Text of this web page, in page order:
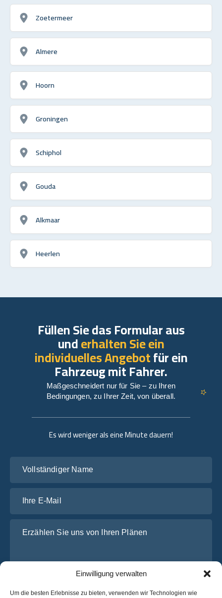
Einwilligung verwalten
Um die besten Erlebnisse zu bieten, verwenden wir Technologien wie
Zoetermeer
Almere
Hoorn
Groningen
Schiphol
Gouda
Alkmaar
Heerlen
Es wird weniger als eine Minute dauern!
Füllen Sie das Formular aus
underhalten Sie ein
individuelles Angebotfür ein
Fahrzeug mit Fahrer.
Maßgeschneidert nur für Sie – zu Ihren
Bedingungen, zu Ihrer Zeit, von überall.